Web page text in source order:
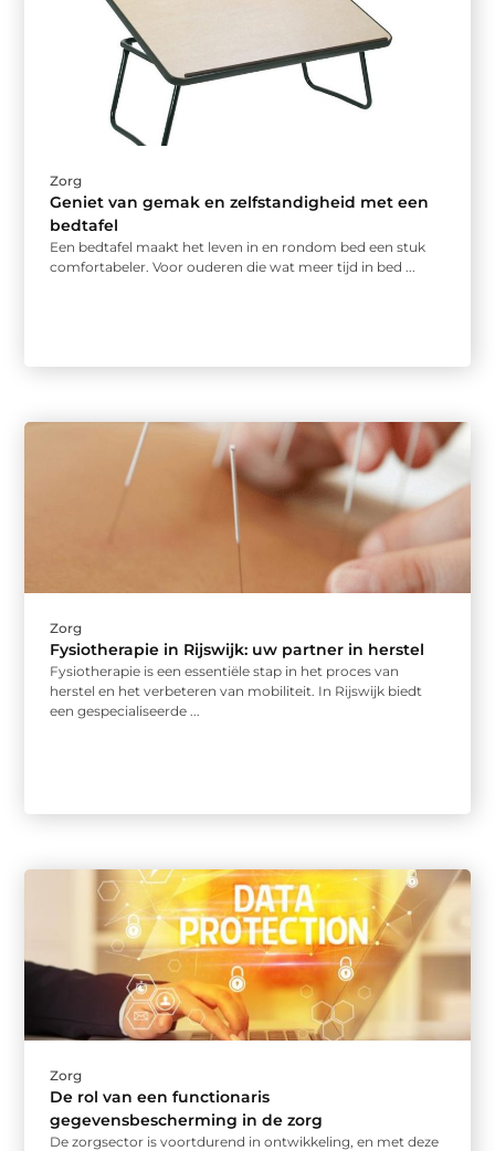
Zorg
Geniet van gemak en zelfstandigheid met een
bedtafel
Een bedtafel maakt het leven in en rondom bed een stuk
comfortabeler. Voor ouderen die wat meer tijd in bed ...
Zorg
Fysiotherapie in Rijswijk: uw partner in herstel
Fysiotherapie is een essentiële stap in het proces van
herstel en het verbeteren van mobiliteit. In Rijswijk biedt
een gespecialiseerde ...
Zorg
De rol van een functionaris
gegevensbescherming in de zorg
De zorgsector is voortdurend in ontwikkeling, en met deze